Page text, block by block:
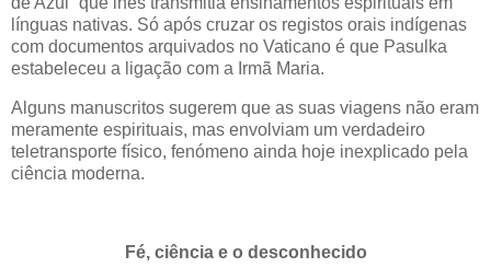
línguas nativas. Só após cruzar os registos orais indígenas
com documentos arquivados no Vaticano é que Pasulka
estabeleceu a ligação com a Irmã Maria.
Alguns manuscritos sugerem que as suas viagens não eram
meramente espirituais, mas envolviam um verdadeiro
teletransporte físico, fenómeno ainda hoje inexplicado pela
ciência moderna.
Fé, ciência e o desconhecido